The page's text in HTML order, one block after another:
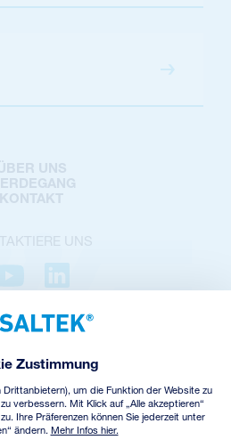
UNS
KONTAKT
UNS
EINSTELLUNGEN
RÜCKNAHME
SALTEK a.s.
Zustimmung
um die Funktion der Website zu
verbessern. Mit Klick auf „Alle akzeptieren“
Ihre Präferenzen können Sie jederzeit unter
ändern. Mehr Infos hier.